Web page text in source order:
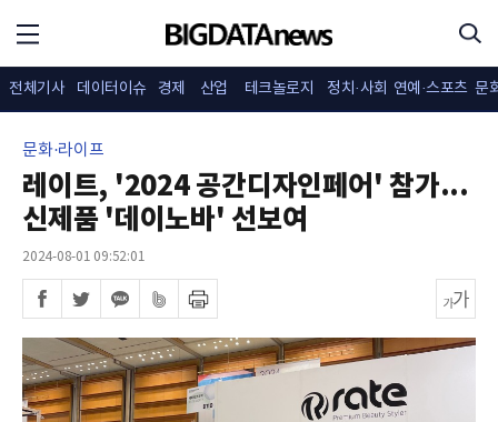
전체기사 데이터이슈 경제 산업 테크놀로지 정치·사회 연예·스포츠 문
문화·라이프
레이트, '2024 공간디자인페어' 참가...
신제품 '데이노바' 선보여
2024-08-01 09:52:01